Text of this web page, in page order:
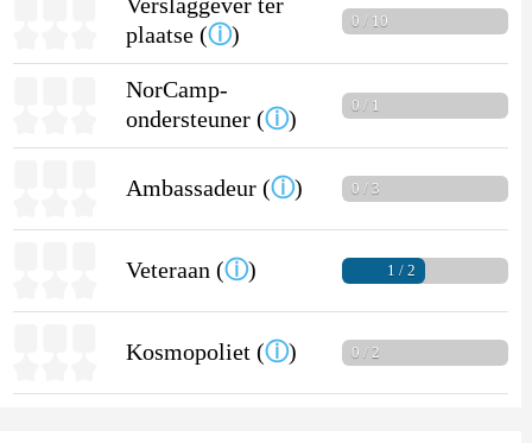
plaatse (ⓘ)
0 / 10
NorCamp-
ondersteuner (ⓘ)
0 / 1
Ambassadeur (ⓘ) 0 / 3
Veteraan (ⓘ) 1 / 2
Kosmopoliet (ⓘ) 0 / 2